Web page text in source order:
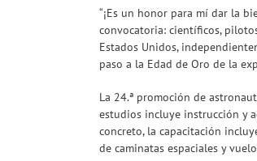
“¡Es un honor para mí dar la
convocatoria: científicos,
Estados Unidos,
paso a la Edad de Oro de la
La 24.ª promoción de
estudios incluye instrucción y
concreto, la capacitación
de caminatas espaciales y